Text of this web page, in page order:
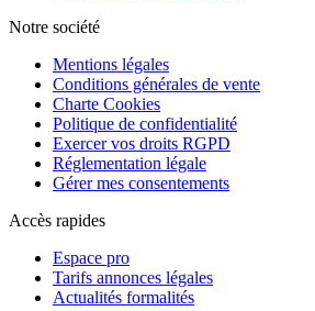
Notre société
Mentions légales
Conditions générales de vente
Charte Cookies
Politique de confidentialité
Exercer vos droits RGPD
Réglementation légale
Gérer mes consentements
Accès rapides
Espace pro
Tarifs annonces légales
Actualités formalités